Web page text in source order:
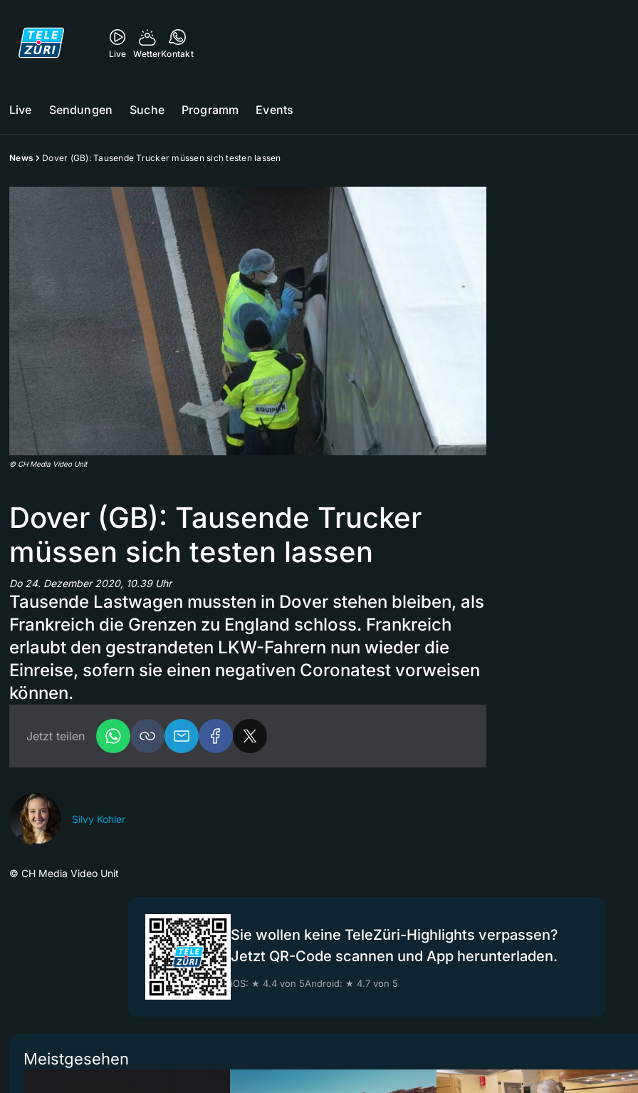
Live WetterKontakt
Live Sendungen Suche Programm Events
News Dover (GB): Tausende Trucker müssen sich testen lassen
© CH Media Video Unit
Dover (GB): Tausende Trucker
müssen sich testen lassen
Do 24. Dezember 2020, 10.39 Uhr
Tausende Lastwagen mussten in Dover stehen bleiben, als
Frankreich die Grenzen zu England schloss. Frankreich
erlaubt den gestrandeten LKW-Fahrern nun wieder die
Einreise, sofern sie einen negativen Coronatest vorweisen
können.
Jetzt teilen
Silvy Kohler
© CH Media Video Unit
Sie wollen keine TeleZüri-Highlights verpassen?
Jetzt QR-Code scannen und App herunterladen.
iOS: ★ 4.4 von 5Android: ★ 4.7 von 5
Meistgesehen